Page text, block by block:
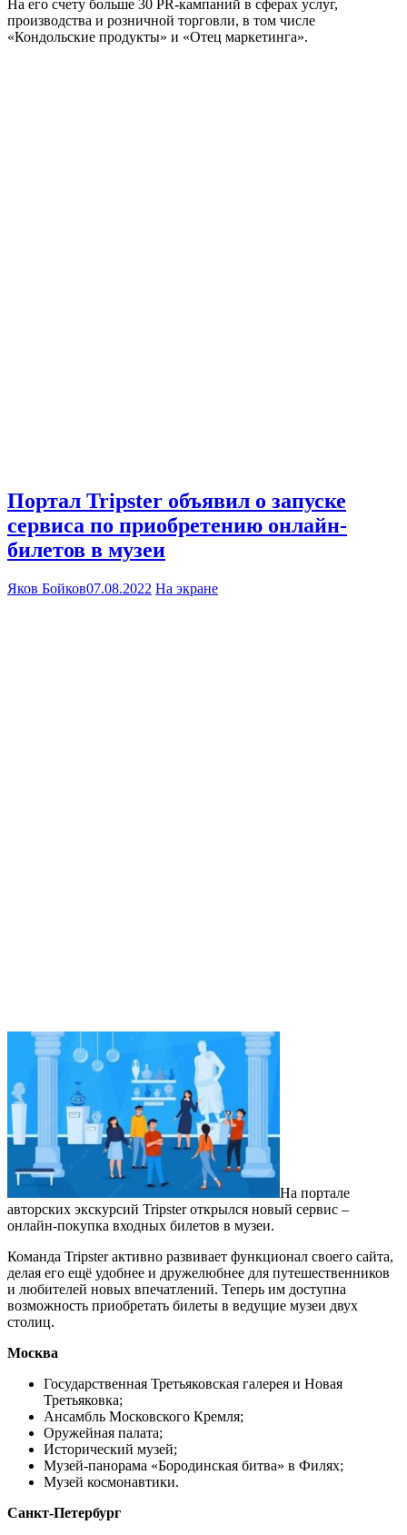
На его счету больше 30 PR-кампаний в сферах услуг,
производства и розничной торговли, в том числе
«Кондольские продукты» и «Отец маркетинга».
Портал Tripster объявил о запуске
сервиса по приобретению онлайн-
билетов в музеи
Яков Бойков07.08.2022 На экране
На портале
авторских экскурсий Tripster открылся новый сервис –
онлайн-покупка входных билетов в музеи.
Команда Tripster активно развивает функционал своего сайта,
делая его ещё удобнее и дружелюбнее для путешественников
и любителей новых впечатлений. Теперь им доступна
возможность приобретать билеты в ведущие музеи двух
столиц.
Москва
Государственная Третьяковская галерея и Новая
Третьяковка;
Ансамбль Московского Кремля;
Оружейная палата;
Исторический музей;
Музей-панорама «Бородинская битва» в Филях;
Музей космонавтики.
Санкт-Петербург